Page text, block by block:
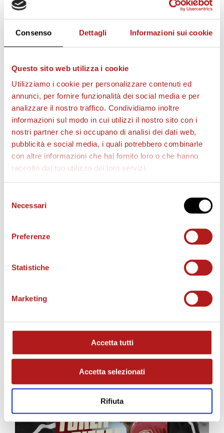
Consenso Dettagli Informazioni sui cookie
Questo sito web utilizza i cookie
Utilizziamo i cookie per personalizzare contenuti ed
annunci, per fornire funzionalità dei social media e per
analizzare il nostro traffico. Condividiamo inoltre
informazioni sul modo in cui utilizzi il nostro sito con i
nostri partner che si occupano di analisi dei dati web,
pubblicità e social media, i quali potrebbero combinarle
con altre informazioni che hai fornito loro o che hanno
raccolto dal tuo utilizzo dei loro servizi.
delNecessari
Preferenze
Statistiche
Marketing
Accetta tutti
Accetta selezionati
Rifiuta
BIGLIETTI
AS CITTADELLA STORE